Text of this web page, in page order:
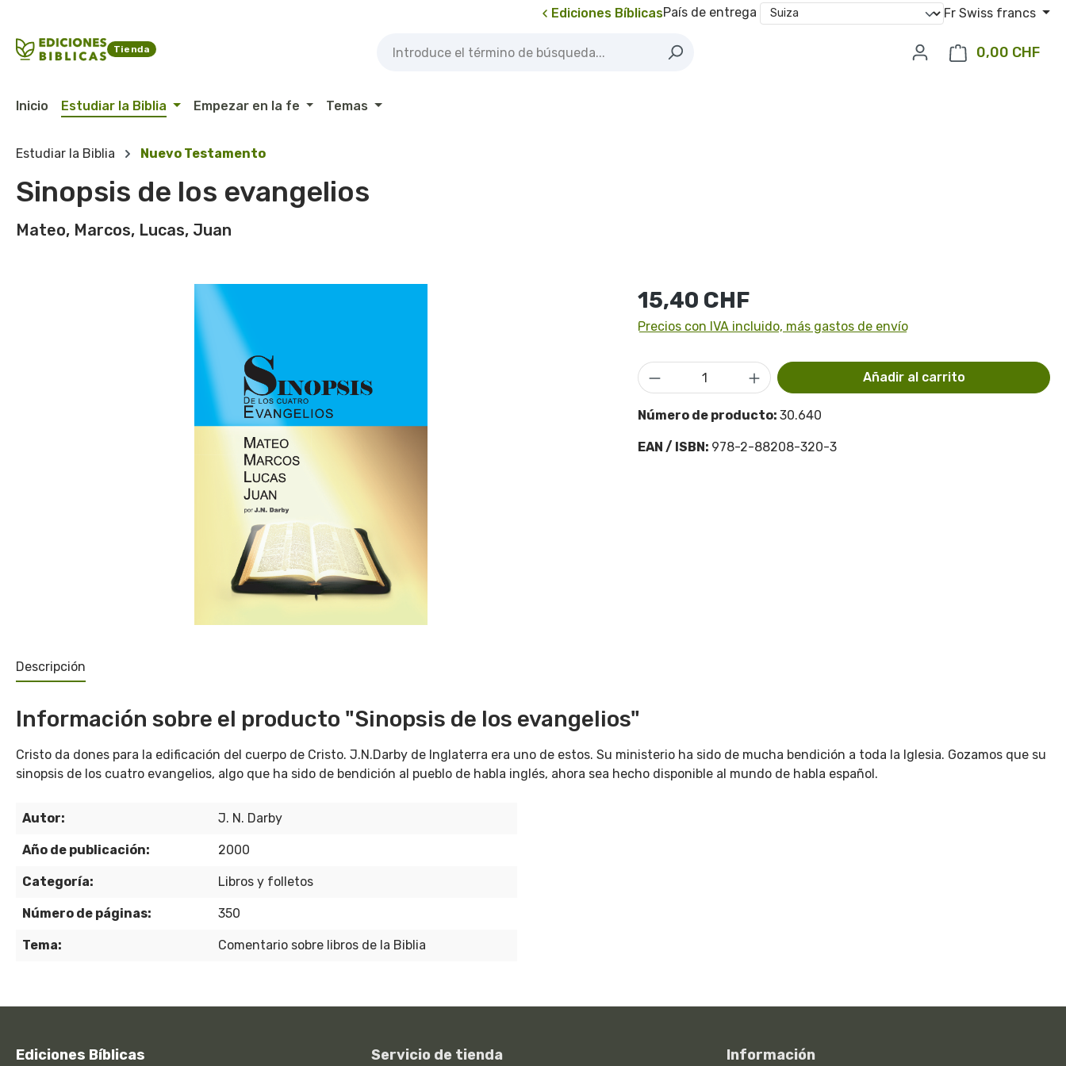
Ediciones BíblicasPaís de entrega Fr Swiss francs
Tienda 0,00 CHFEl
Inicio Estudiar la Biblia Empezar en la fe Temas
Estudiar la Biblia Nuevo Testamento
Sinopsis de los evangelios
Mateo, Marcos, Lucas, Juan
Precio normal:
15,40 CHF
Precios con IVA incluido, más gastos de envío
Cantidad del producto: introduce la cantidad
Añadir al carrito
Número de producto: 30.640
EAN / ISBN: 978-2-88208-320-3
Descripción
Información sobre el producto "Sinopsis de los evangelios"
Cristo da dones para la edificación del cuerpo de Cristo. J.N.Darby de Inglaterra era uno de estos. Su ministerio ha sido de mucha bendición a toda la Iglesia. Gozamos que su
sinopsis de los cuatro evangelios, algo que ha sido de bendición al pueblo de habla inglés, ahora sea hecho disponible al mundo de habla español.
Autor: J. N. Darby
Año de publicación: 2000
Categoría: Libros y folletos
Número de páginas: 350
Tema: Comentario sobre libros de la Biblia
Ediciones Bíblicas Servicio de tienda Información